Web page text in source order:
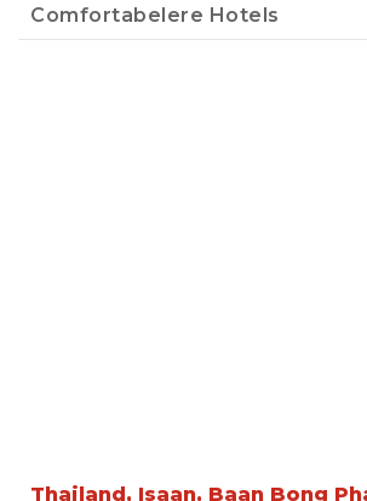
Comfortabelere Hotels
Thailand, Isaan, Baan Bong